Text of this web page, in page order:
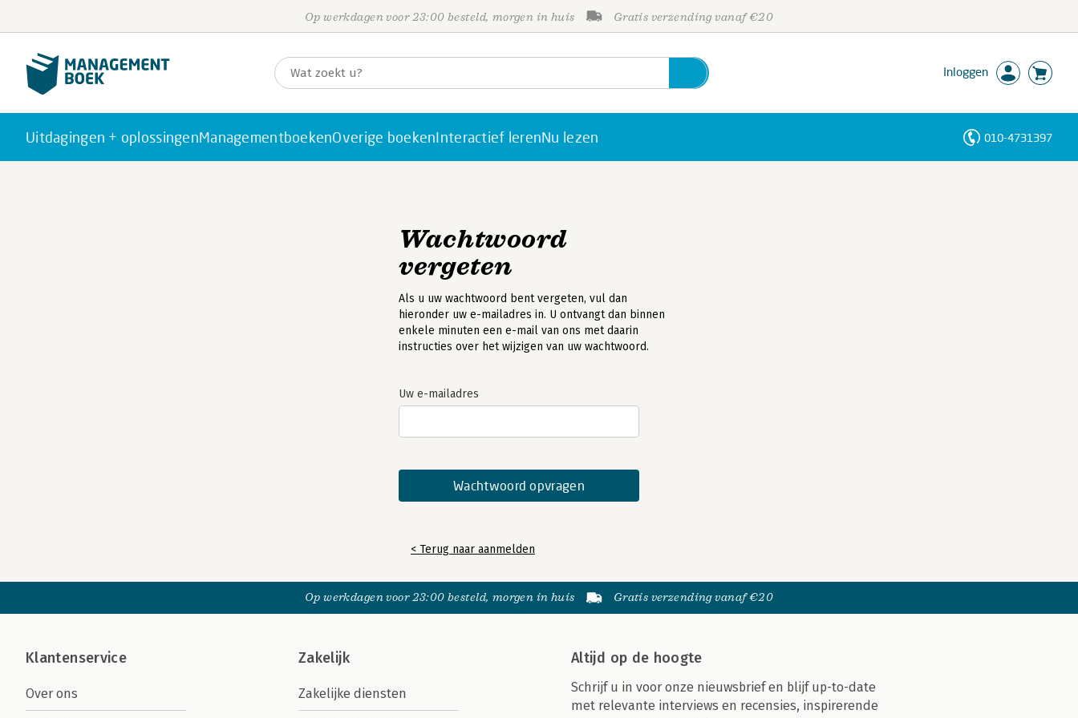
Op werkdagen voor 23:00 besteld, morgen in huis Gratis verzending vanaf €20
Inloggen
Uitdagingen + oplossingenManagementboekenOverige boekenInteractief lerenNu lezen 010-4731397
Wachtwoord
vergeten
Als u uw wachtwoord bent vergeten, vul dan
hieronder uw e-mailadres in. U ontvangt dan binnen
enkele minuten een e-mail van ons met daarin
instructies over het wijzigen van uw wachtwoord.
Uw e-mailadres
< Terug naar aanmelden
Op werkdagen voor 23:00 besteld, morgen in huis Gratis verzending vanaf €20
Klantenservice
Over ons
Zakelijk
Zakelijke diensten
Altijd op de hoogte
Schrijf u in voor onze nieuwsbrief en blijf up-to-date
met relevante interviews en recensies, inspirerende
Personen